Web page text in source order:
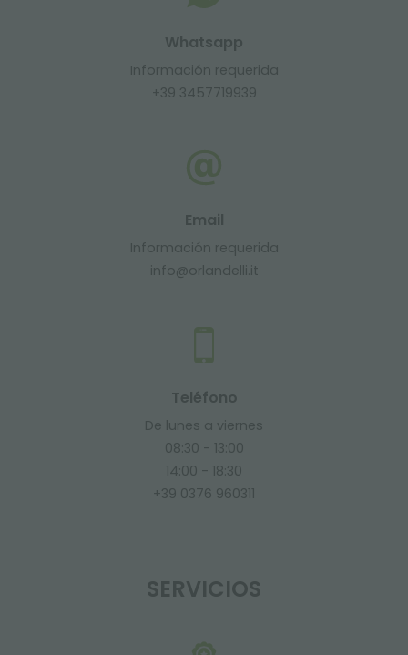
Whatsapp
Información requerida
+39 3457719939
Email
Información requerida
info@orlandelli.it
Teléfono
De lunes a viernes
08:30 - 13:00
14:00 - 18:30
+39 0376 960311
SERVICIOS